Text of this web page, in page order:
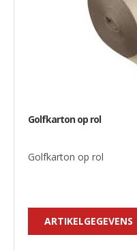
Golfkarton op rol
Golfkarton op rol
ARTIKELGEGEVENS